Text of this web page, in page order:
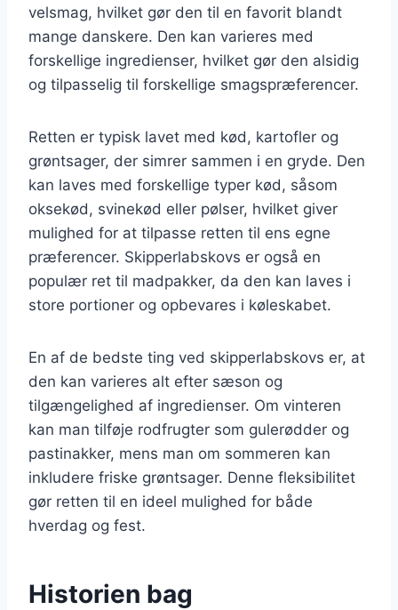
velsmag, hvilket gør den til en favorit blandt
mange danskere. Den kan varieres med
forskellige ingredienser, hvilket gør den alsidig
og tilpasselig til forskellige smagspræferencer.
Retten er typisk lavet med kød, kartofler og
grøntsager, der simrer sammen i en gryde. Den
kan laves med forskellige typer kød, såsom
oksekød, svinekød eller pølser, hvilket giver
mulighed for at tilpasse retten til ens egne
præferencer. Skipperlabskovs er også en
populær ret til madpakker, da den kan laves i
store portioner og opbevares i køleskabet.
En af de bedste ting ved skipperlabskovs er, at
den kan varieres alt efter sæson og
tilgængelighed af ingredienser. Om vinteren
kan man tilføje rodfrugter som gulerødder og
pastinakker, mens man om sommeren kan
inkludere friske grøntsager. Denne fleksibilitet
gør retten til en ideel mulighed for både
hverdag og fest.
Historien bag